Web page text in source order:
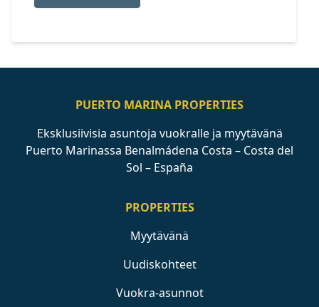
PUERTO MARINA PROPERTIES
Eksklusiivisia asuntoja vuokralle ja myytävänä
Puerto Marinassa Benalmádena Costa – Costa del
Sol – España
PROPERTIES
Myytävänä
Uudiskohteet
Vuokra-asunnot